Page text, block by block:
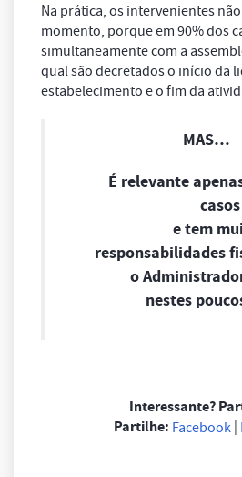
Na prática, os intervenientes
momento, porque em 90% dos
simultaneamente com a
qual são decretados o início da
estabelecimento e o fim da
MAS…
É relevante
casos
e tem
responsabilidades
o
nestes
Interessante?
Partilhe: Facebook |